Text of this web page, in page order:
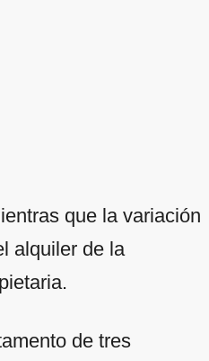
que la variación
alquiler de la
de tres